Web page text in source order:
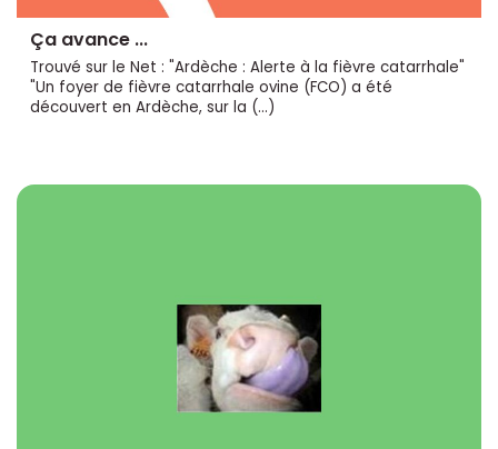
Ça avance ...
Trouvé sur le Net : "Ardèche : Alerte à la fièvre catarrhale"
"Un foyer de fièvre catarrhale ovine (FCO) a été
découvert en Ardèche, sur la (…)